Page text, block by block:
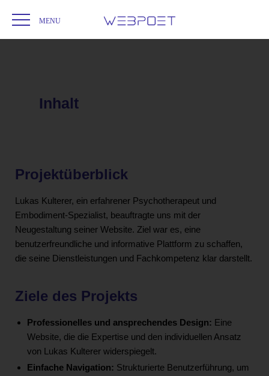
Startseite
Inhalt
Projektüberblick
Lukas Kulterer, ein erfahrener Psychotherapeut und
Embodiment-Spezialist, beauftragte uns mit der
Neugestaltung seiner Website. Ziel war es, eine
benutzerfreundliche und informative Plattform zu schaffen,
die seine Dienstleistungen und Fachkompetenz klar darstellt.
Ziele des Projekts
Professionelles und ansprechendes Design: Eine
Website, die die Expertise und den individuellen Ansatz
von Lukas Kulterer widerspiegelt.
Einfache Navigation: Strukturierte Benutzerführung, um